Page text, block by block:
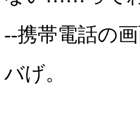
--携帯電話の
バげ。